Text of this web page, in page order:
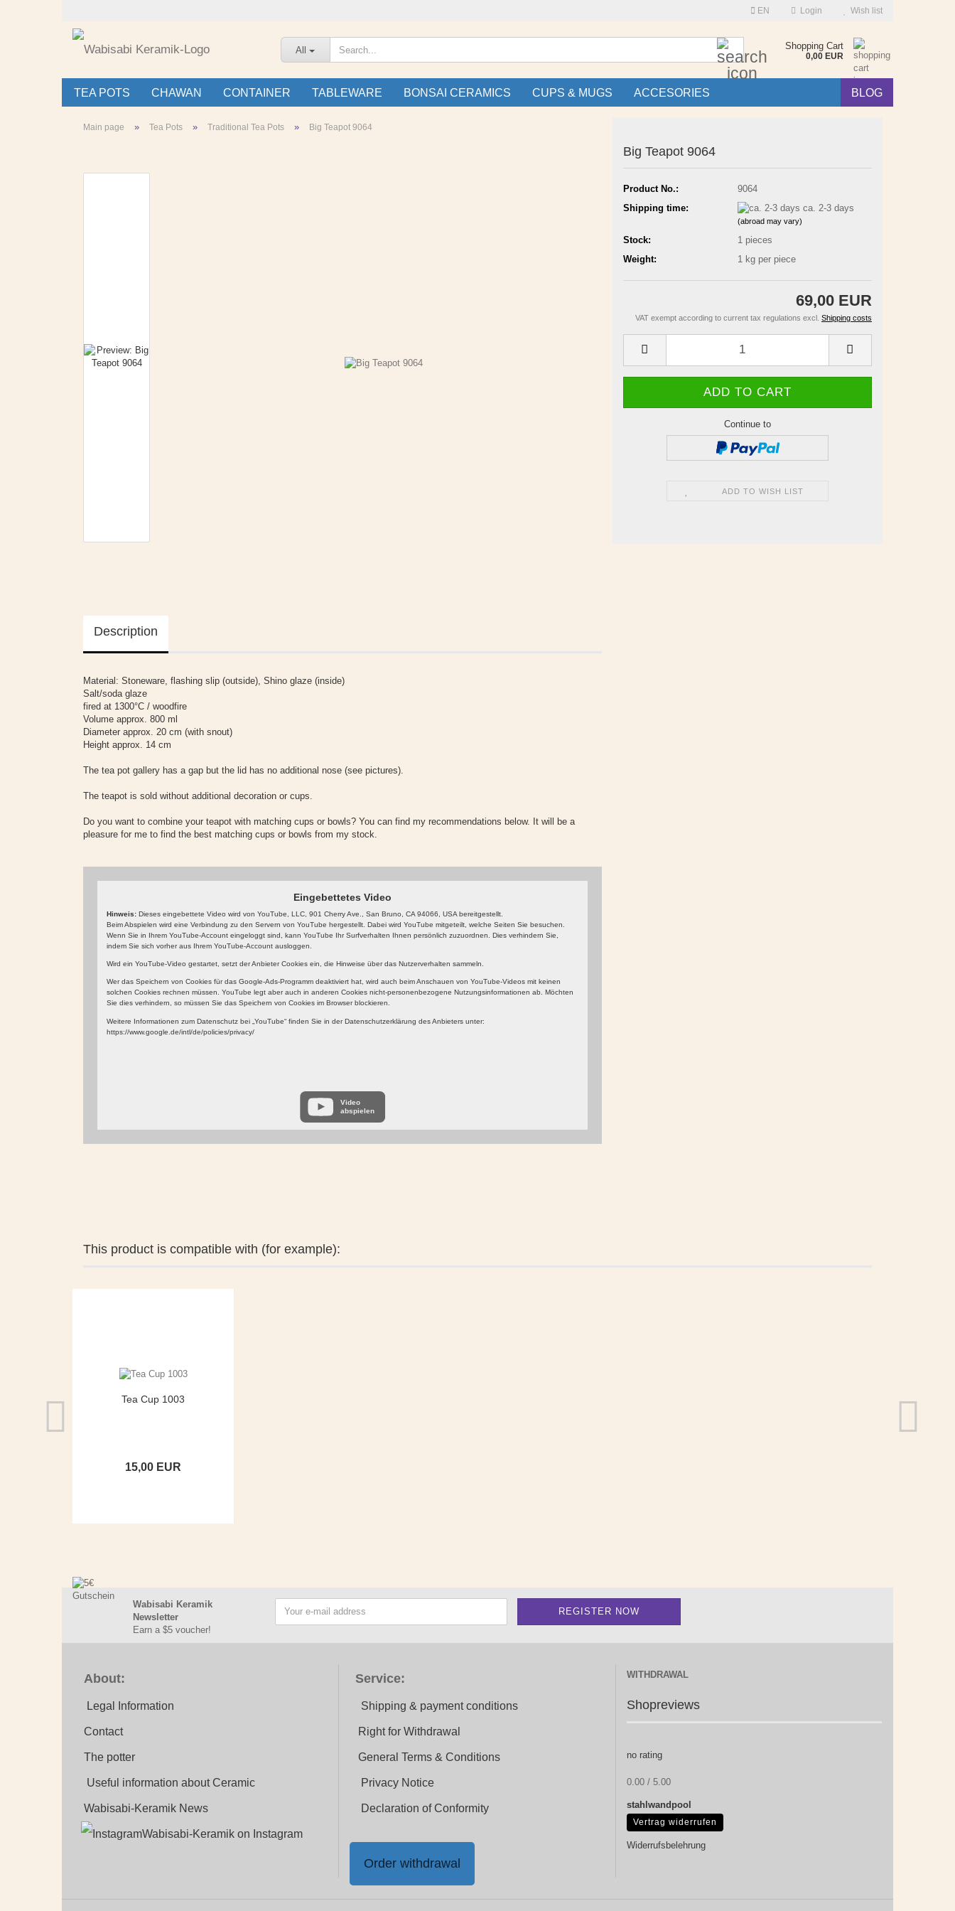
EN Login Wish list
All Shopping Cart
0,00 EUR
TEA POTS CHAWAN CONTAINER TABLEWARE BONSAI CERAMICS CUPS & MUGS ACCESORIES BLOG
Main page » Tea Pots » Traditional Tea Pots » Big Teapot 9064
Big Teapot 9064
Product No.:
9064
Shipping time:
ca. 2-3 days
(abroad may vary)
Stock: 1 pieces
Weight:
1kg per piece
69,00 EUR
VAT exempt according to current tax regulations excl. Shipping costs
Continue to
ADD TO WISH LIST
Description
Material: Stoneware, flashing slip (outside), Shino glaze (inside)
Salt/soda glaze
fired at 1300°C / woodfire
Volume approx. 800 ml
Diameter approx. 20 cm (with snout)
Height approx. 14 cm
The tea pot gallery has a gap but the lid has no additional nose (see pictures).
The teapot is sold without additional decoration or cups.
Do you want to combine your teapot with matching cups or bowls? You can find my recommendations below. It will be a
pleasure for me to find the best matching cups or bowls from my stock.
Eingebettetes Video
Hinweis:Dieses eingebettete Video wird von YouTube, LLC, 901 Cherry Ave., San Bruno, CA 94066, USA bereitgestellt.
Beim Abspielen wird eine Verbindung zu den Servern von YouTube hergestellt. Dabei wird YouTube mitgeteilt, welche Seiten Sie besuchen.
Wenn Sie in Ihrem YouTube-Account eingeloggt sind, kann YouTube Ihr Surfverhalten Ihnen persönlich zuzuordnen. Dies verhindern Sie,
indem Sie sich vorher aus Ihrem YouTube-Account ausloggen.
Wird ein YouTube-Video gestartet, setzt der Anbieter Cookies ein, die Hinweise über das Nutzerverhalten sammeln.
Wer das Speichern von Cookies für das Google-Ads-Programm deaktiviert hat, wird auch beim Anschauen von YouTube-Videos mit keinen
solchen Cookies rechnen müssen. YouTube legt aber auch in anderen Cookies nicht-personenbezogene Nutzungsinformationen ab. Möchten
Sie dies verhindern, so müssen Sie das Speichern von Cookies im Browser blockieren.
Weitere Informationen zum Datenschutz bei „YouTube“ finden Sie in der Datenschutzerklärung des Anbieters unter:
https://www.google.de/intl/de/policies/privacy/
Video
abspielen
This product is compatible with (for example):
Tea Cup 1003
15,00 EUR
Wabisabi Keramik
Newsletter
Earn a $5 voucher!
About:
Legal Information
Contact
The potter
Useful information about Ceramic
Wabisabi-Keramik News
Wabisabi-Keramik on Instagram
Service:
Shipping & payment conditions
Right for Withdrawal
General Terms & Conditions
Privacy Notice
Declaration of Conformity
Order withdrawal
WITHDRAWAL
Shopreviews
no rating
0.00 / 5.00
stahlwandpool
Vertrag widerrufen
Widerrufsbelehrung